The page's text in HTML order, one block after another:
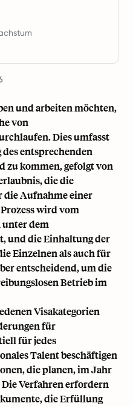
und arbeiten möchten,
von
Dies umfasst
entsprechenden
zu kommen, gefolgt von
die die
die Aufnahme einer
wird vom
dem
und die Einhaltung der
Einzelnen als auch für
entscheidend, um die
Betrieb im
Visakategorien
für
für jedes
Talent beschäftigen
die planen, im Jahr
Verfahren erfordern
die Erfüllung